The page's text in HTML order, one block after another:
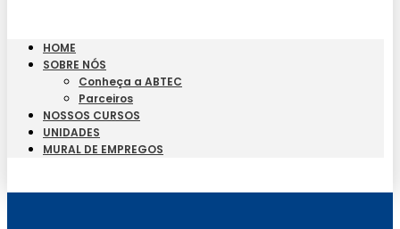
HOME
SOBRE NÓS
Conheça a ABTEC
Parceiros
NOSSOS CURSOS
UNIDADES
MURAL DE EMPREGOS